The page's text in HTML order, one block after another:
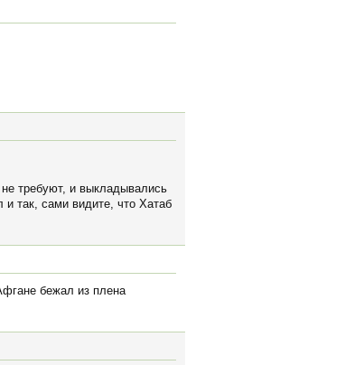
требуют, и выкладывались
так, сами видите, что Хатаб
бежал из плена